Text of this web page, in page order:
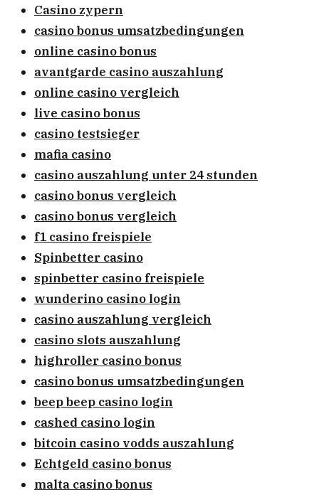
Casino zypern
casino bonus umsatzbedingungen
online casino bonus
avantgarde casino auszahlung
online casino vergleich
live casino bonus
casino testsieger
mafia casino
casino auszahlung unter 24 stunden
casino bonus vergleich
casino bonus vergleich
f1 casino freispiele
Spinbetter casino
spinbetter casino freispiele
wunderino casino login
casino auszahlung vergleich
casino slots auszahlung
highroller casino bonus
casino bonus umsatzbedingungen
beep beep casino login
cashed casino login
bitcoin casino vodds auszahlung
Echtgeld casino bonus
malta casino bonus